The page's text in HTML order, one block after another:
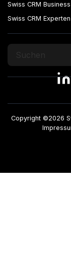
Swiss CRM
Swiss CRM
Copyright ©2026